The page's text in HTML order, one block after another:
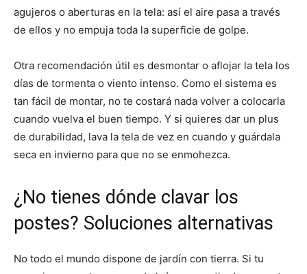
agujeros o aberturas en la tela: así el aire pasa a través
de ellos y no empuja toda la superficie de golpe.
Otra recomendación útil es desmontar o aflojar la tela los
días de tormenta o viento intenso. Como el sistema es
tan fácil de montar, no te costará nada volver a colocarla
cuando vuelva el buen tiempo. Y si quieres dar un plus
de durabilidad, lava la tela de vez en cuando y guárdala
seca en invierno para que no se enmohezca.
¿No tienes dónde clavar los
postes? Soluciones alternativas
No todo el mundo dispone de jardín con tierra. Si tu